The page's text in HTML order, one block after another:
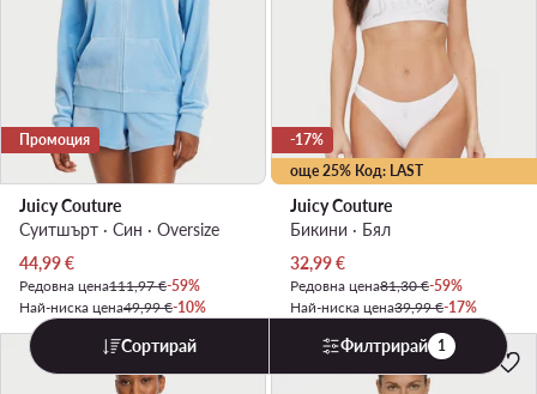
Промоция
Juicy Couture
Суитшърт · Син · Oversize
Актуална цена
44,99€
Редовна цена111,97 €-59%
Най-ниска цена49,99 €-10%
още 25% Код: LAST
-17%
Juicy Couture
Бикини · Бял
Актуална цена
32,99€
Редовна цена81,30 €-59%
Най-ниска цена39,99 €-17%
Сортирай Филтрирай 1